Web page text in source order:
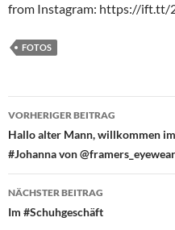
from Instagram: https://ift.tt/
FOTOS
Beitragsnavigation
VORHERIGER BEITRAG
Hallo alter Mann, willkommen
#Johanna von @framers_eyewear
NÄCHSTER BEITRAG
Im #Schuhgeschäft